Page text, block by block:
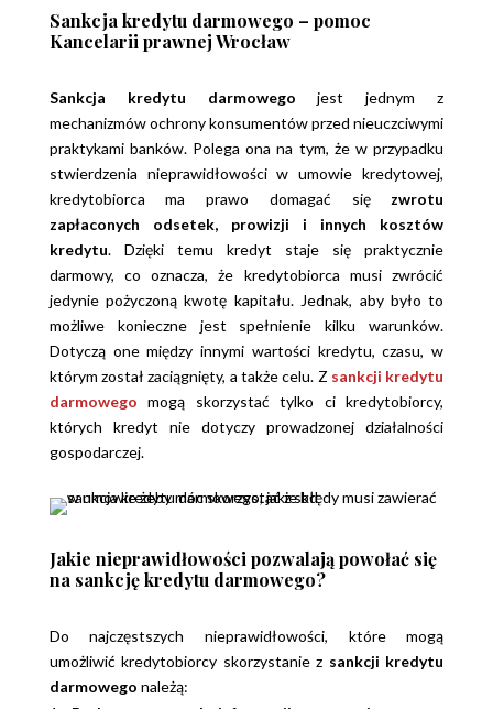
Sankcja kredytu darmowego – pomoc
Kancelarii prawnej Wrocław
Sankcja kredytu darmowego jest jednym z
mechanizmów ochrony konsumentów przed nieuczciwymi
praktykami banków. Polega ona na tym, że w przypadku
stwierdzenia nieprawidłowości w umowie kredytowej,
kredytobiorca ma prawo domagać się zwrotu
zapłaconych odsetek, prowizji i innych kosztów
kredytu. Dzięki temu kredyt staje się praktycznie
darmowy, co oznacza, że kredytobiorca musi zwrócić
jedynie pożyczoną kwotę kapitału. Jednak, aby było to
możliwe konieczne jest spełnienie kilku warunków.
Dotyczą one między innymi wartości kredytu, czasu, w
którym został zaciągnięty, a także celu. Z sankcji kredytu
darmowego mogą skorzystać tylko ci kredytobiorcy,
których kredyt nie dotyczy prowadzonej działalności
gospodarczej.
Jakie nieprawidłowości pozwalają powołać się
na sankcję kredytu darmowego?
Do najczęstszych nieprawidłowości, które mogą
umożliwić kredytobiorcy skorzystanie z sankcji kredytu
darmowego należą: